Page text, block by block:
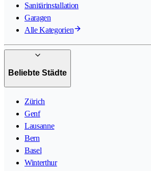
Sanitärinstallation
Garagen
Alle Kategorien
Beliebte Städte
Zürich
Genf
Lausanne
Bern
Basel
Winterthur